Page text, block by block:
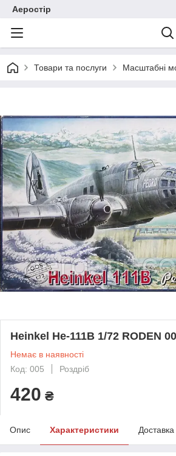
Аеростір
Товари та послуги Масштабні
Heinkel He-111B 1/72 RODEN
Немає в наявності
Код: 005
Роздріб
420 ₴
Опис Характеристики Доставка